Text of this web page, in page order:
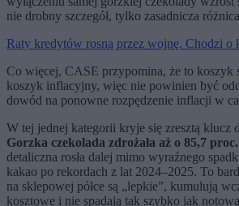
nie drobny szczegół, tylko zasadnicza
Raty kredytów rosną przez wojnę. Chodzi o
Co więcej, CASE przypomina, że to koszyk
koszyk inflacyjny, więc nie powinien być
dowód na ponowne rozpędzenie inflacji w
W tej jednej kategorii kryje się zresztą klucz
Gorzka czekolada zdrożała aż o 85,7
detaliczna rosła dalej mimo wyraźnego
kakao po rekordach z lat 2024–2025. To
na sklepowej półce są „lepkie”, kumulują
kosztowe i nie spadają tak szybko jak